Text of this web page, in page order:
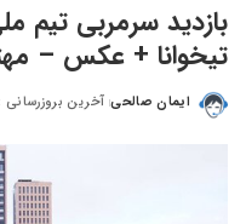
بازدید سرمربی تیم
تیخوانا + عکس –
ایمان صالحی آخرین بروزرسانی :